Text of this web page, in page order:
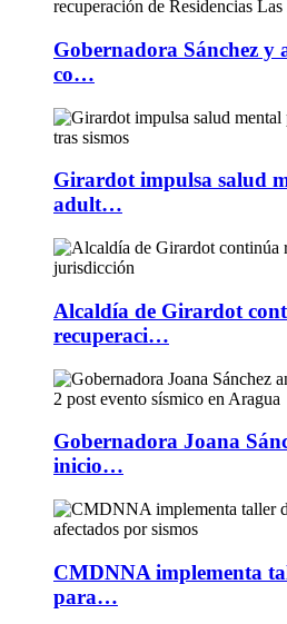
Gobernadora Sánchez y
co…
Girardot impulsa salud
adult…
Alcaldía de Girardot
recuperaci…
Gobernadora Joana
inicio…
CMDNNA implementa
para…